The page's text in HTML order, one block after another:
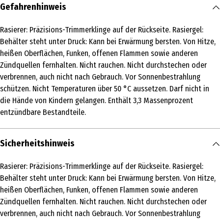
Produkttyp
Rasierapparate
Einsatzbereich
Pflege
Inhaltsstoffe
Bis-(T-Butyl O-Cresolpropanoate), BHT, Rasiergel: Aqua, Palmitic
Acid, Triethanolamine, Isopentane, Glyceryl Oleate, Stearic Acid,
45M, Menthol, Tetramethyl Acetyloctahydronaphthalenes,
Limonene, Citrus Limon Peel Oil, Benzyl Salicylate, Pinene,
Bisabolol, Glyceryl Acrylate/Acrylic Acid Copolymer, PVM/MA
Copolymer, Sodium PEG-7 Olive Oil Carboxylate, Niacinamide,
Panthenol, Silica, Disodium Phosphate, Polysorbate 60, Butylene
Gefahrenhinweis
Rasierer: Präzisions-Trimmerklinge auf der Rückseite. Rasiergel:
Behälter steht unter Druck: Kann bei Erwärmung bersten. Von Hitze,
heißen Oberflächen, Funken, offenen Flammen sowie anderen
Zündquellen fernhalten. Nicht rauchen. Nicht durchstechen oder
verbrennen, auch nicht nach Gebrauch. Vor Sonnenbestrahlung
schützen. Nicht Temperaturen über 50 °C aussetzen. Darf nicht in
die Hände von Kindern gelangen. Enthält 3,3 Massenprozent
entzündbare Bestandteile.
Sicherheitshinweis
Rasierer: Präzisions-Trimmerklinge auf der Rückseite. Rasiergel:
Behälter steht unter Druck: Kann bei Erwärmung bersten. Von Hitze,
heißen Oberflächen, Funken, offenen Flammen sowie anderen
Zündquellen fernhalten. Nicht rauchen. Nicht durchstechen oder
verbrennen, auch nicht nach Gebrauch. Vor Sonnenbestrahlung